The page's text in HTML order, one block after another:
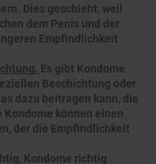
Dies geschieht, weil
dem Penis und der
Empfindlichkeit
Es gibt Kondome
Beschichtung oder
dazu beitragen kann, die
Kondome können einen
der die Empfindlichkeit
Kondome richtig